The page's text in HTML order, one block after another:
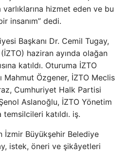
varlıklarına hizmet eden ve bu
insanım” dedi.
Başkanı Dr. Cemil Tugay,
haziran ayında olağan
katıldı. Oturuma İZTO
Mahmut Özgener, İZTO Meclis
Cumhuriyet Halk Partisi
Aslanoğlu, İZTO Yönetim
katıldı. iş.
İzmir Büyükşehir Belediye
istek, öneri ve şikâyetleri